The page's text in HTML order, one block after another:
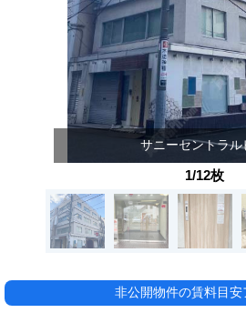
サニーセントラル
1/12枚
非公開物件の賃料目安